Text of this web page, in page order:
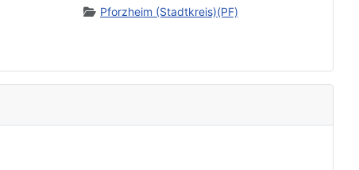
Pforzheim (Stadtkreis)(PF)